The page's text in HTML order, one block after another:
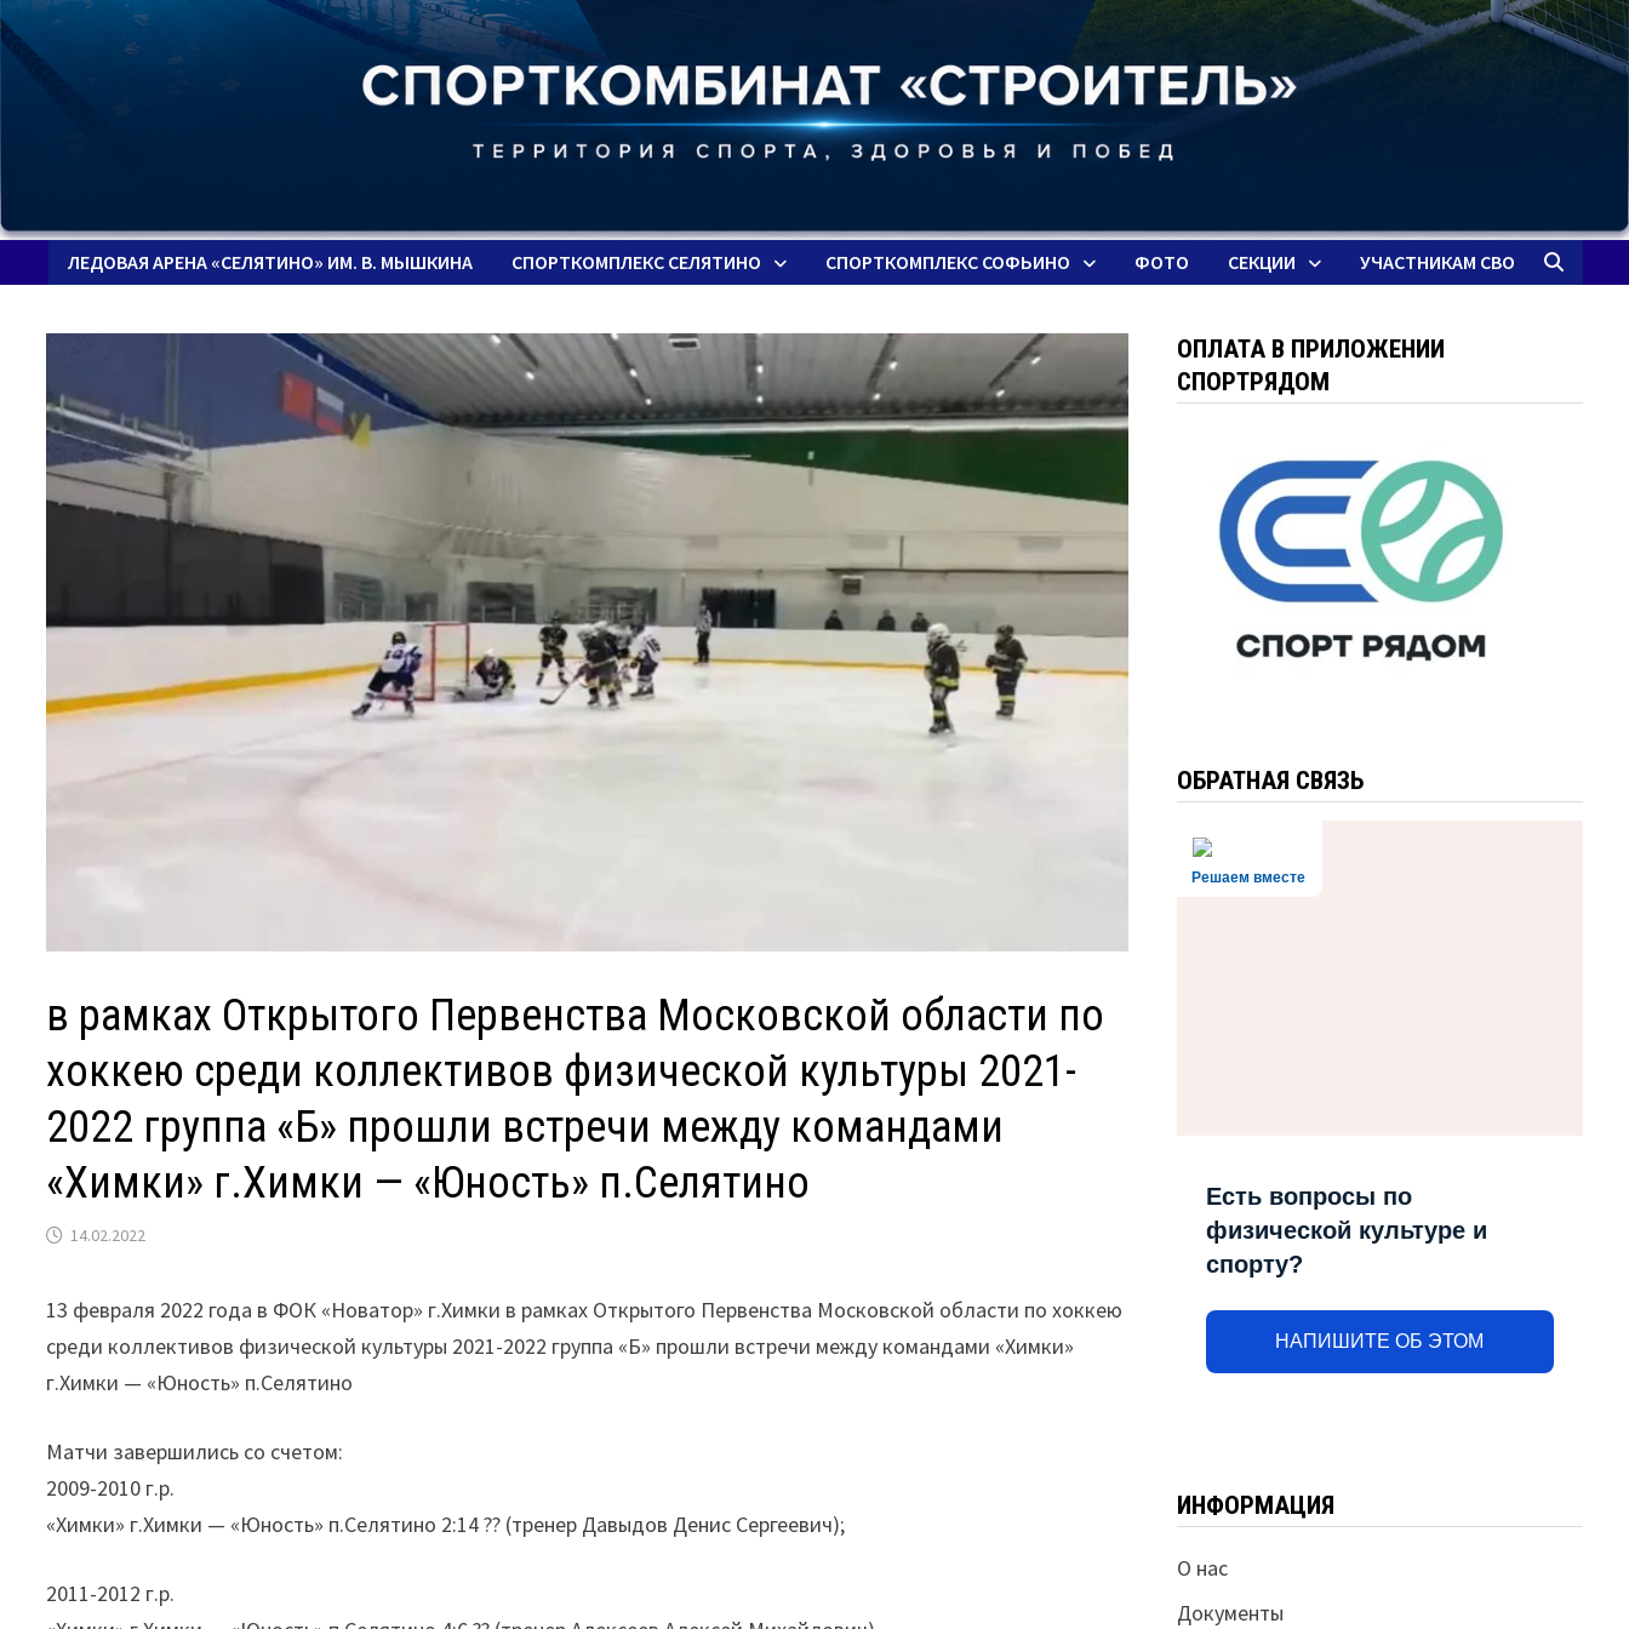
ЛЕДОВАЯ АРЕНА «СЕЛЯТИНО» ИМ. В. МЫШКИНА СПОРТКОМПЛЕКС СЕЛЯТИНО СПОРТКОМПЛЕКС СОФЬИНО ФОТО СЕКЦИИ УЧАСТНИКАМ СВО
в рамках Открытого Первенства Московской области по
хоккею среди коллективов физической культуры 2021-
2022 группа «Б» прошли встречи между командами
«Химки» г.Химки — «Юность» п.Селятино
14.02.2022
13 февраля 2022 года в ФОК «Новатор» г.Химки в рамках Открытого Первенства Московской области по хоккею
среди коллективов физической культуры 2021-2022 группа «Б» прошли встречи между командами «Химки»
г.Химки — «Юность» п.Селятино
Матчи завершились со счетом:
2009-2010 г.р.
«Химки» г.Химки — «Юность» п.Селятино 2:14 ?? (тренер Давыдов Денис Сергеевич);
2011-2012 г.р.
ОПЛАТА В ПРИЛОЖЕНИИ
СПОРТРЯДОМ
ОБРАТНАЯ СВЯЗЬ
Решаем вместе
Есть вопросы по
физической культуре и
спорту?
НАПИШИТЕ ОБ ЭТОМ
ИНФОРМАЦИЯ
О нас
Документы